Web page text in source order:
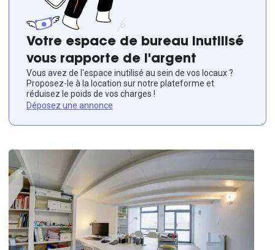
Votre espace de bureau inutilisé
vous rapporte de l'argent
Vous avez de l'espace inutilisé au sein de vos locaux ?
Proposez-le à la location sur notre plateforme et
réduisez le poids de vos charges !
Déposez une annonce